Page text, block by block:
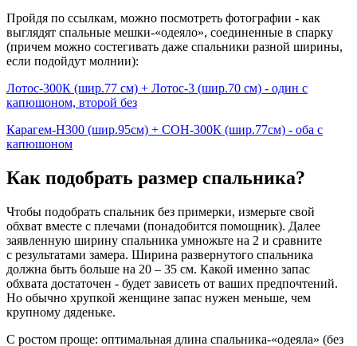
Пройдя по ссылкам, можно посмотреть фотографии - как
выглядят спальные мешки-«одеяло», соединенные в спарку
(причем можно состегивать даже спальники разной ширины,
если подойдут молнии):
Лотос-300К (шир.77 см) + Лотос-3 (шир.70 см) - один с
капюшоном, второй без
Карагем-Н300 (шир.95см) + СОН-300К (шир.77см) - оба с
капюшоном
Как подобрать размер спальника?
Чтобы подобрать спальник без примерки, измерьте свой
обхват вместе с плечами (понадобится помощник). Далее
заявленную ширину спальника умножьте на 2 и сравните
с результатами замера. Ширина развернутого спальника
должна быть больше на 20 – 35 см. Какой именно запас
обхвата достаточен - будет зависеть от ваших предпочтений.
Но обычно хрупкой женщине запас нужен меньше, чем
крупному дяденьке.
С ростом проще: оптимальная длина спальника-«одеяла» (без